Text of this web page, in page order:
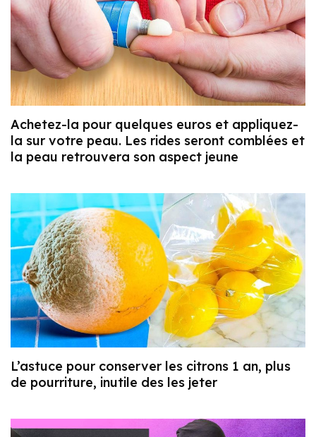
Achetez-la pour quelques euros et appliquez-
la sur votre peau. Les rides seront comblées et
la peau retrouvera son aspect jeune
L’astuce pour conserver les citrons 1 an, plus
de pourriture, inutile des les jeter